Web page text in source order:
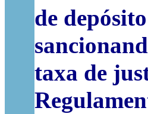
de
taxa de